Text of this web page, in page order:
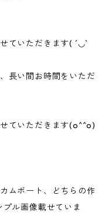
ていただきます( ´◡`
長い間お時間をいただ
ていただきます(o^^o)
ムボート、どちらの作
ル画像載せていま